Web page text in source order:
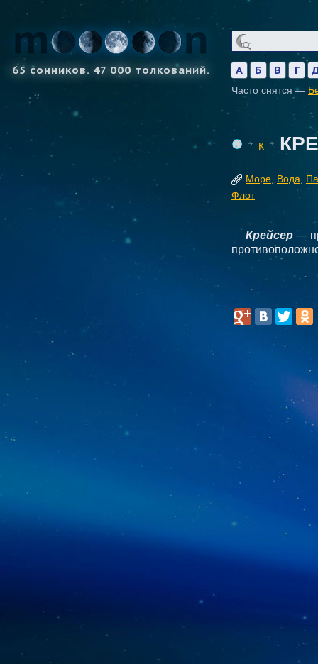
65 сонников. 47 000 толкований. А Б В Г
Часто снятся —
К
Море Вода
Флот
Крейсер —